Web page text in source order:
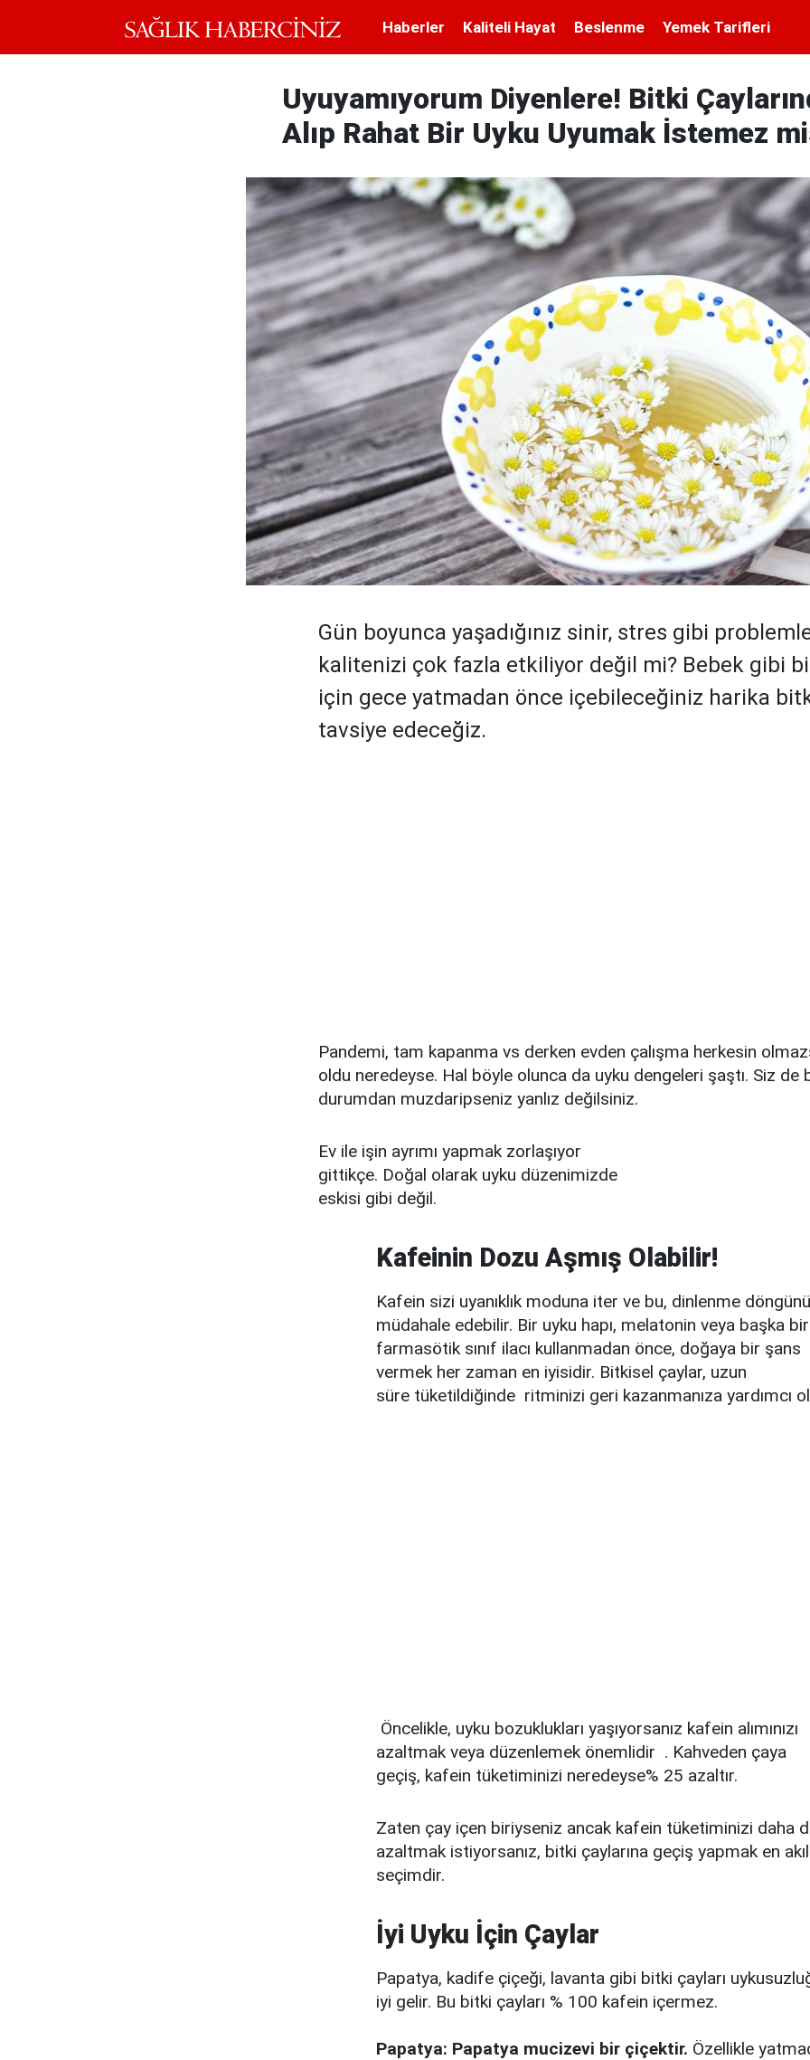
Haberler Kaliteli Hayat Beslenme Yemek Tarifleri
Uyuyamıyorum Diyenlere! Bitki
Alıp Rahat Bir Uyku Uyumak İstemez
Gün boyunca yaşadığınız sinir, stres gibi
kalitenizi çok fazla etkiliyor değil mi? Bebek gibi
için gece yatmadan önce içebileceğiniz harika
tavsiye edeceğiz.
Pandemi, tam kapanma vs derken evden çalışma herkesin
oldu neredeyse. Hal böyle olunca da uyku dengeleri şaştı. Siz de
durumdan muzdaripseniz yanlız değilsiniz.
Ev ile işin ayrımı yapmak zorlaşıyor
gittikçe. Doğal olarak uyku düzenimizde
eskisi gibi değil.
Kafeinin Dozu Aşmış Olabilir!
Kafein sizi uyanıklık moduna iter ve bu, dinlenme
müdahale edebilir. Bir uyku hapı, melatonin veya başka bir
farmasötik sınıf ilacı kullanmadan önce, doğaya bir şans
vermek her zaman en iyisidir. Bitkisel çaylar, uzun
süre tüketildiğinde ritminizi geri kazanmanıza yardımcı
Öncelikle, uyku bozuklukları yaşıyorsanız kafein alımınızı
azaltmak veya düzenlemek önemlidir . Kahveden çaya
geçiş, kafein tüketiminizi neredeyse% 25 azaltır.
Zaten çay içen biriyseniz ancak kafein tüketiminizi daha
azaltmak istiyorsanız, bitki çaylarına geçiş yapmak en
seçimdir.
İyi Uyku İçin Çaylar
Papatya, kadife çiçeği, lavanta gibi bitki çayları
iyi gelir. Bu bitki çayları % 100 kafein içermez.
Papatya: Papatya mucizevi bir çiçektir. Özellikle